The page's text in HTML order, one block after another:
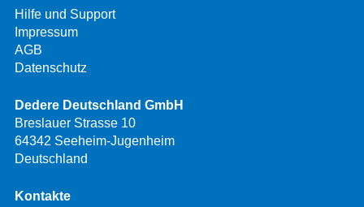
Hilfe und Support
Impressum
AGB
Datenschutz
Dedere Deutschland GmbH
Breslauer Strasse 10
64342 Seeheim-Jugenheim
Deutschland
Kontakte